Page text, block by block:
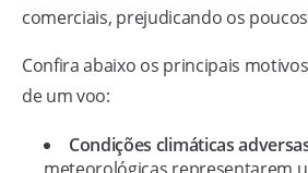
comerciais, prejudicando os
Confira abaixo os principais
de um voo:
Condições climáticas